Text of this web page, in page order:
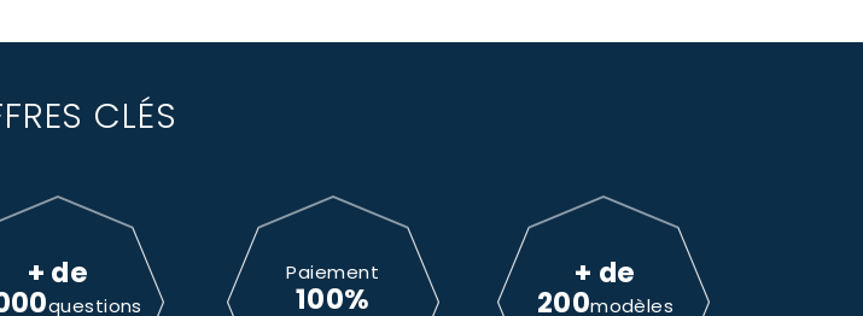
CLÉS
+ de
questions
Paiement
100%
+ de
200modèles